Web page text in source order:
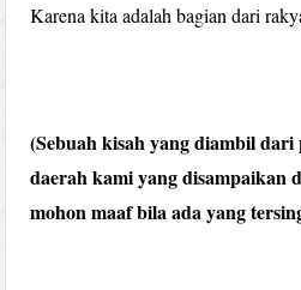
Karena kita adalah bagian dari
(Sebuah kisah yang diambil
daerah kami yang disampaikan
mohon maaf bila ada yang